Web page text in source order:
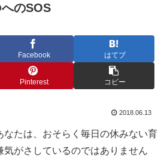
のSOS
Facebook はてブ
Pinterest コピー
2018.06.13
なたは、おそらく毎日の休みない育
気がさしているのではありません